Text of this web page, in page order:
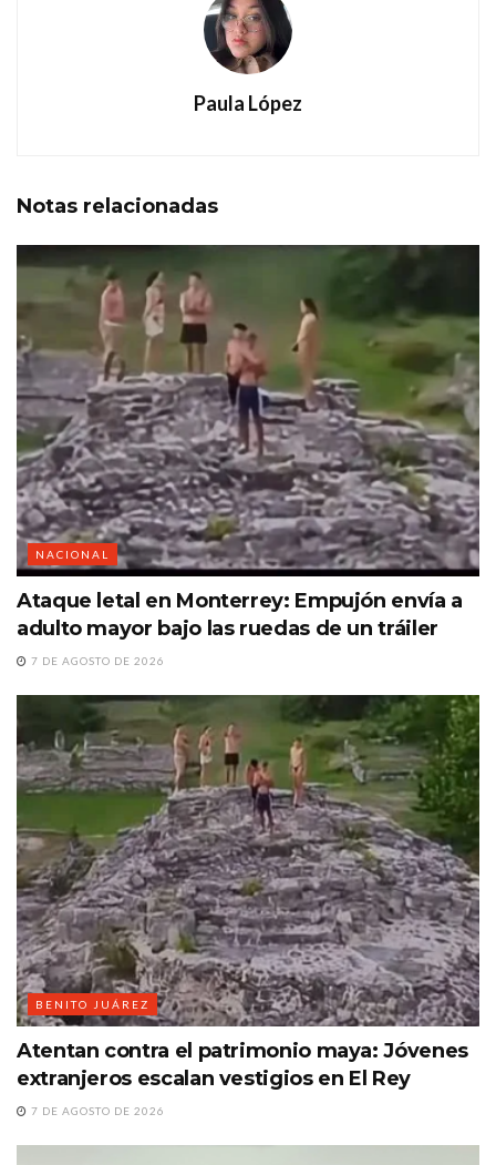
Paula López
Notas relacionadas
NACIONAL
Ataque letal en Monterrey: Empujón envía a
adulto mayor bajo las ruedas de un tráiler
7 DE AGOSTO DE 2026
BENITO JUÁREZ
Atentan contra el patrimonio maya: Jóvenes
extranjeros escalan vestigios en El Rey
7 DE AGOSTO DE 2026